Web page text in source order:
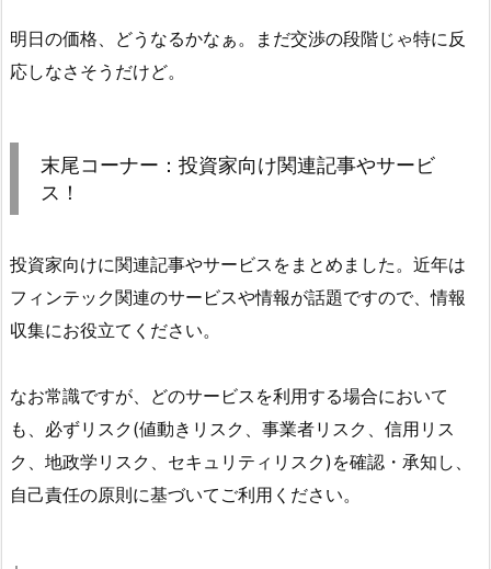
明日の価格、どうなるかなぁ。まだ交渉の段階じゃ特に反
応しなさそうだけど。
末尾コーナー：投資家向け関連記事やサービ
ス！
投資家向けに関連記事やサービスをまとめました。近年は
フィンテック関連のサービスや情報が話題ですので、情報
収集にお役立てください。
なお常識ですが、どのサービスを利用する場合において
も、必ずリスク(値動きリスク、事業者リスク、信用リス
ク、地政学リスク、セキュリティリスク)を確認・承知し、
自己責任の原則に基づいてご利用ください。